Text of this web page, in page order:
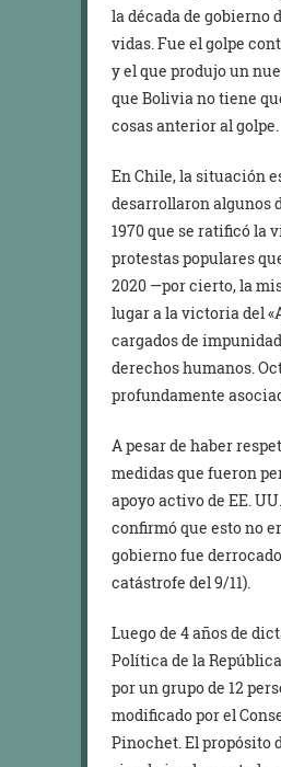
la década de gobierno
vidas. Fue el golpe
y el que produjo un
que Bolivia no tiene
cosas anterior al golpe.
En Chile, la situación
desarrollaron algunos
1970 que se ratificó la
protestas populares
2020 —por cierto, la
lugar a la victoria del
cargados de
derechos humanos.
profundamente
A pesar de haber
medidas que fueron
apoyo activo de EE.
confirmó que esto no
gobierno fue
catástrofe del 9/11).
Luego de 4 años de
Política de la
por un grupo de 12
modificado por el
Pinochet. El propósito